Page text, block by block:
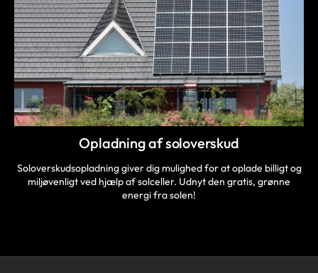
Opladning af soloverskud
Soloverskudsopladning giver dig mulighed for at oplade billigt og
miljøvenligt ved hjælp af solceller. Udnyt den gratis, grønne
energi fra solen!